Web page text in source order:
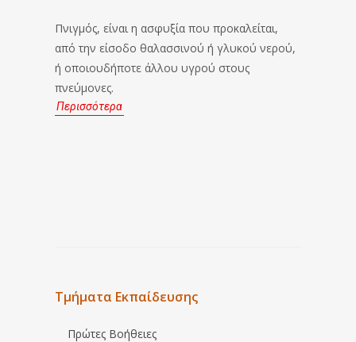
Πνιγμός, είναι η ασφυξία που προκαλείται,
από την είσοδο θαλασσινού ή γλυκού νερού,
ή οποιουδήποτε άλλου υγρού στους
πνεύμονες.
Περισσότερα
Τμήματα Εκπαίδευσης
Πρώτες Βοήθειες